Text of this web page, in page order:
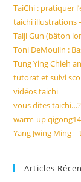
TaiChi : pratiquer
taichi illustrations
Taiji Gun (bâton
Toni DeMoulin :
Tung Ying Chieh
tutorat et suivi
vidéos taichi
vous dites taichi…?
warm-up
Yang Jwing Ming
Articles